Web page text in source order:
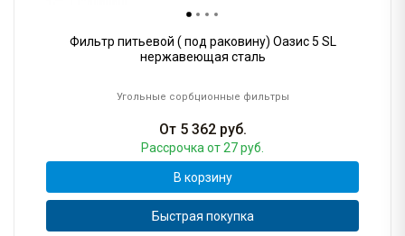
Фильтр питьевой ( под раковину) Оазис 5 SL
нержавеющая сталь
Угольные сорбционные фильтры
От 5 362руб.
Рассрочка от 27 руб.
В корзину
Быстрая покупка